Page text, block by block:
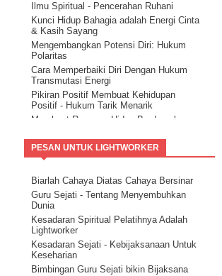
Ilmu Spiritual - Pencerahan Ruhani
Kunci Hidup Bahagia adalah Energi Cinta
& Kasih Sayang
Mengembangkan Potensi Diri: Hukum
Polaritas
Cara Memperbaiki Diri Dengan Hukum
Transmutasi Energi
Pikiran Positif Membuat Kehidupan
Positif - Hukum Tarik Menarik
Membuat Rencana Hidup Berdasarkan
Cara Hidup Bahagia dengan Hukum
Sebab dan Akibat
Hukum Penyesuaian - Korespondensi
Kekuatan Pikiran Positif - Hukum
Tindakan
Rahasia Kekuatan Pikiran – Hukum
Getaran
Kekuatan Pikiran Manusia - Hukum
Kesatuan Ilahi ( Onenes )
12 Hukum Energi Alam Semesta
PESAN UNTUK LIGHTWORKER
Biarlah Cahaya Diatas Cahaya Bersinar
Guru Sejati - Tentang Menyembuhkan
Dunia
Kesadaran Spiritual Pelatihnya Adalah
Lightworker
Kesadaran Sejati - Kebijaksanaan Untuk
Keseharian
Bimbingan Guru Sejati bikin Bijaksana